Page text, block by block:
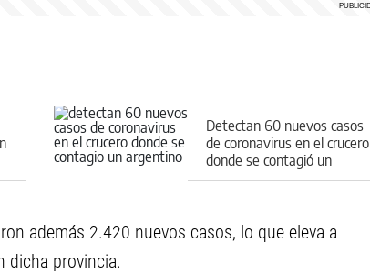
Detectan 60 nuevos casos
de coronavirus en el crucero
donde se contagió un
argentino
además 2.420 nuevos casos, lo que eleva a
dicha provincia.